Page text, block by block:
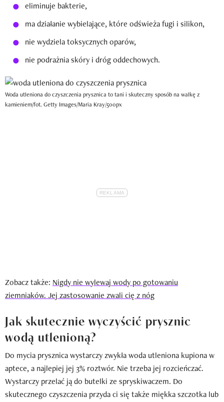
eliminuje bakterie,
ma działanie wybielające, które odświeża fugi i silikon,
nie wydziela toksycznych oparów,
nie podrażnia skóry i dróg oddechowych.
Woda utleniona do czyszczenia prysznica to tani i skuteczny sposób na walkę z
kamieniem/fot. Getty Images/Maria Kray/500px
Zobacz także: Nigdy nie wylewaj wody po gotowaniu
ziemniaków. Jej zastosowanie zwali cię z nóg
Jak skutecznie wyczyścić prysznic
wodą utlenioną?
Do mycia prysznica wystarczy zwykła woda utleniona kupiona w
aptece, a najlepiej jej 3% roztwór. Nie trzeba jej rozcieńczać.
Wystarczy przelać ją do butelki ze spryskiwaczem. Do
skutecznego czyszczenia przyda ci się także miękka szczotka lub